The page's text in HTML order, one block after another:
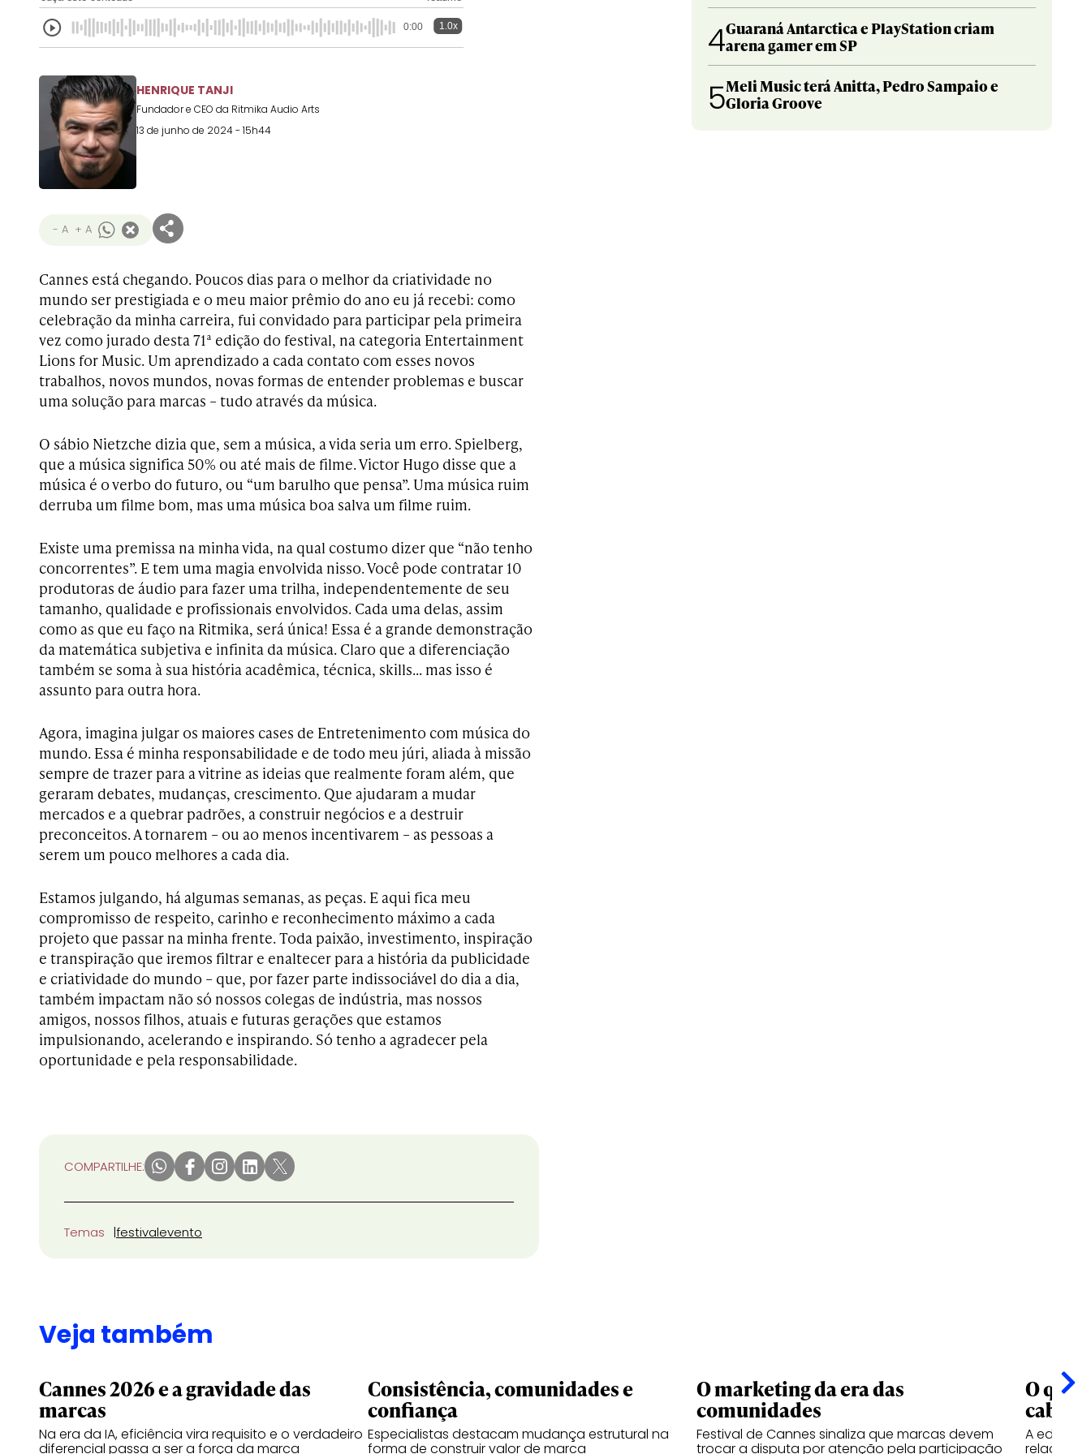
0:00 1.0x
HENRIQUE TANJI
Fundador e CEO da Ritmika Audio Arts
13 de junho de 2024 - 15h44
- A + A
Cannes está chegando. Poucos dias para o melhor da criatividade no
mundo ser prestigiada e o meu maior prêmio do ano eu já recebi: como
celebração da minha carreira, fui convidado para participar pela primeira
vez como jurado desta 71ª edição do festival, na categoria Entertainment
Lions for Music. Um aprendizado a cada contato com esses novos
trabalhos, novos mundos, novas formas de entender problemas e buscar
uma solução para marcas – tudo através da música.
O sábio Nietzche dizia que, sem a música, a vida seria um erro. Spielberg,
que a música significa 50% ou até mais de filme. Victor Hugo disse que a
música é o verbo do futuro, ou “um barulho que pensa”. Uma música ruim
derruba um filme bom, mas uma música boa salva um filme ruim.
Existe uma premissa na minha vida, na qual costumo dizer que “não tenho
concorrentes”. E tem uma magia envolvida nisso. Você pode contratar 10
produtoras de áudio para fazer uma trilha, independentemente de seu
tamanho, qualidade e profissionais envolvidos. Cada uma delas, assim
como as que eu faço na Ritmika, será única! Essa é a grande demonstração
da matemática subjetiva e infinita da música. Claro que a diferenciação
também se soma à sua história acadêmica, técnica, skills… mas isso é
assunto para outra hora.
Agora, imagina julgar os maiores cases de Entretenimento com música do
mundo. Essa é minha responsabilidade e de todo meu júri, aliada à missão
sempre de trazer para a vitrine as ideias que realmente foram além, que
geraram debates, mudanças, crescimento. Que ajudaram a mudar
mercados e a quebrar padrões, a construir negócios e a destruir
preconceitos. A tornarem – ou ao menos incentivarem – as pessoas a
serem um pouco melhores a cada dia.
Estamos julgando, há algumas semanas, as peças. E aqui fica meu
compromisso de respeito, carinho e reconhecimento máximo a cada
projeto que passar na minha frente. Toda paixão, investimento, inspiração
e transpiração que iremos filtrar e enaltecer para a história da publicidade
e criatividade do mundo – que, por fazer parte indissociável do dia a dia,
também impactam não só nossos colegas de indústria, mas nossos
amigos, nossos filhos, atuais e futuras gerações que estamos
impulsionando, acelerando e inspirando. Só tenho a agradecer pela
oportunidade e pela responsabilidade.
COMPARTILHE:
Temas festivalevento
4Guaraná Antarctica e PlayStation criam
arena gamer em SP
5Meli Music terá Anitta, Pedro Sampaio e
Gloria Groove
Veja também
Cannes 2026 e a gravidade das
marcas
Na era da IA, eficiência vira requisito e o verdadeiro
diferencial passa a ser a força da marca
Consistência, comunidades e
confiança
Especialistas destacam mudança estrutural na
forma de construir valor de marca
O marketing da era das
comunidades
Festival de Cannes sinaliza que marcas devem
trocar a disputa por atenção pela participação
O que
cabe
A edição